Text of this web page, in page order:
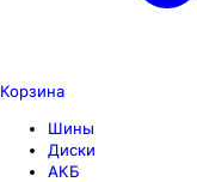
Корзина
Шины
Диски
АКБ